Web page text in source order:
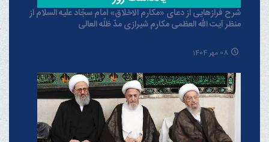
شرح فرازهایی از دعای «مکارم الاخلاق» امام سجّاد علیه السلام از
منظر آیت الله العظمی مکارم شیرازی مدّ ظلّه العالی
08 مهر 1404